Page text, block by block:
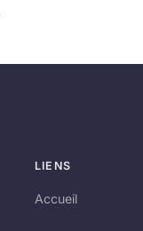
LIENS
Accueil